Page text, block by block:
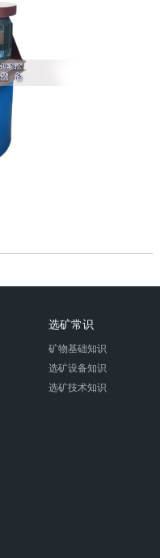
选矿常识
矿物基础知识
选矿设备知识
选矿技术知识